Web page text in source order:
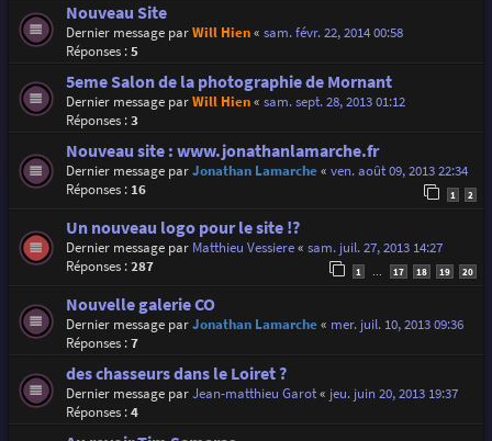
Nouveau Site
Dernier message parWill Hien« sam. févr. 22, 2014 00:58
Réponses :5
5eme Salon de la photographie de Mornant
Dernier message parWill Hien« sam. sept. 28, 2013 01:12
Réponses :3
Nouveau site : www.jonathanlamarche.fr
Dernier message parJonathan Lamarche« ven. août 09, 2013 22:34
Réponses : 16 1 2
Un nouveau logo pour le site !?
Dernier message par Matthieu Vessiere« sam. juil. 27, 2013 14:27
Réponses :287 1 17 18 19 20
Nouvelle galerie CO
Dernier message parJonathan Lamarche« mer. juil. 10, 2013 09:36
Réponses :7
des chasseurs dans le Loiret ?
Dernier message parJean-matthieu Garot« jeu. juin 20, 2013 19:37
Réponses :4